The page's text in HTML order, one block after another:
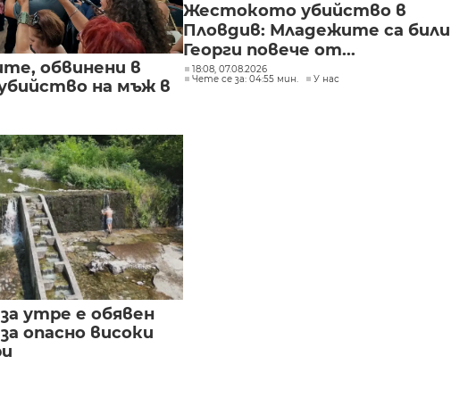
обвинени в
на мъж в
утре е обявен
опасно високи
Жестокото убийство в
Пловдив: Младежите са били
Георги повече от...
18:08, 07.08.2026
Чете се за: 04:55 мин.
У нас